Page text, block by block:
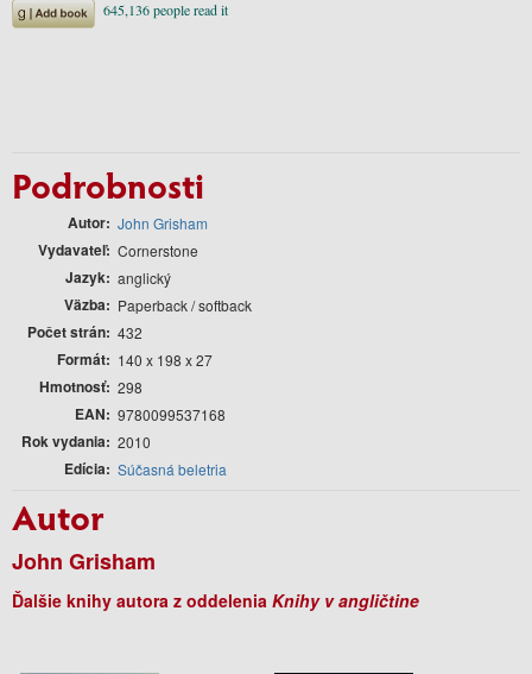
Podrobnosti
Autor John Grisham
Vydavateľ Cornerstone
Jazyk anglický
Väzba Paperback / softback
Počet strán 432
Formát 140 x 198 x 27
Hmotnosť 298
EAN 9780099537168
Rok vydania 2010
Edícia Súčasná beletria
Autor
John Grisham
Ďalšie knihy autora z oddelenia Knihy v angličtine